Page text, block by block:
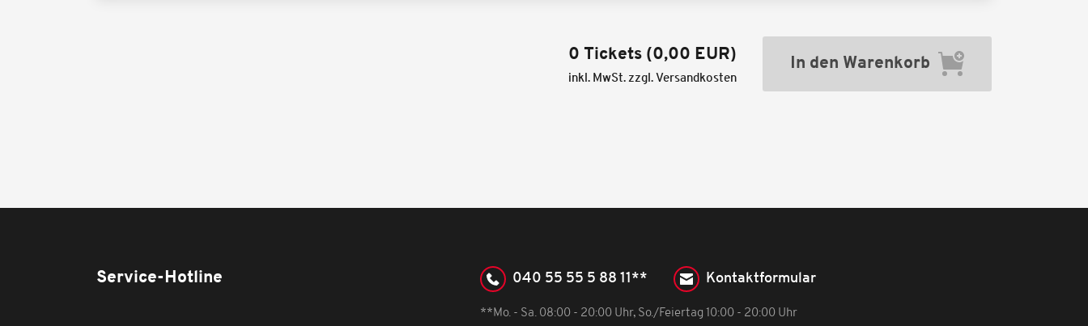
0 Tickets (0,00 EUR)
inkl. MwSt. zzgl. Versandkosten
In den Warenkorb
Service-Hotline 040 55 55 5 88 11** Kontaktformular
**Mo. - Sa. 08:00 - 20:00 Uhr, So./Feiertag 10:00 - 20:00 Uhr